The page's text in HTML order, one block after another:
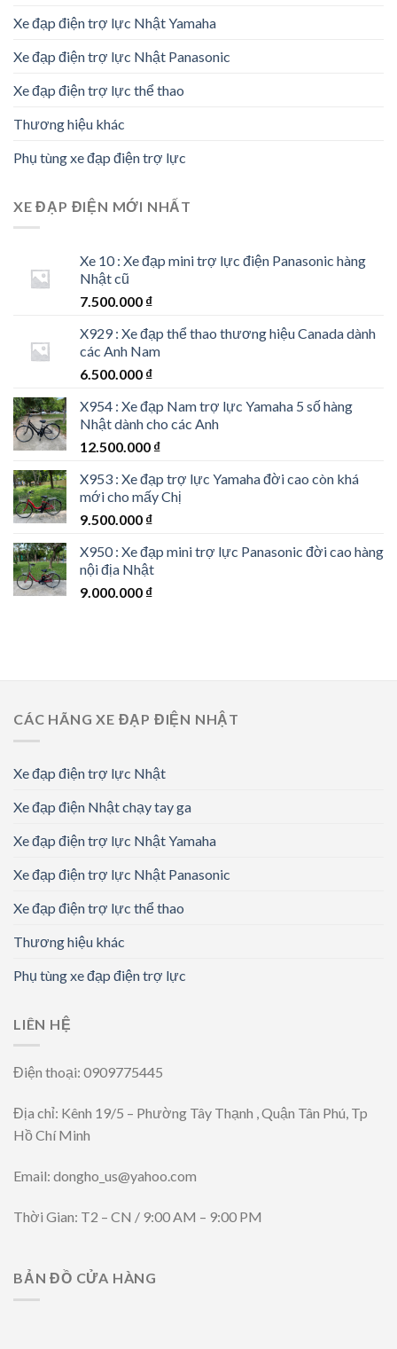
Xe đạp điện trợ lực Nhật Yamaha
Xe đạp điện trợ lực Nhật Panasonic
Xe đạp điện trợ lực thể thao
Thương hiệu khác
Phụ tùng xe đạp điện trợ lực
XE ĐẠP ĐIỆN MỚI NHẤT
Xe 10 : Xe đạp mini trợ lực điện Panasonic hàng
Nhật cũ
7.500.000 ₫
X929 : Xe đạp thể thao thương hiệu Canada dành
các Anh Nam
6.500.000 ₫
X954 : Xe đạp Nam trợ lực Yamaha 5 số hàng
Nhật dành cho các Anh
12.500.000 ₫
X953 : Xe đạp trợ lực Yamaha đời cao còn khá
mới cho mấy Chị
9.500.000 ₫
X950 : Xe đạp mini trợ lực Panasonic đời cao hàng
nội địa Nhật
9.000.000 ₫
CÁC HÃNG XE ĐẠP ĐIỆN NHẬT
Xe đạp điện trợ lực Nhật
Xe đạp điện Nhật chạy tay ga
Xe đạp điện trợ lực Nhật Yamaha
Xe đạp điện trợ lực Nhật Panasonic
Xe đạp điện trợ lực thể thao
Thương hiệu khác
Phụ tùng xe đạp điện trợ lực
LIÊN HỆ
Điện thoại: 0909775445
Địa chỉ: Kênh 19/5 – Phường Tây Thạnh , Quận Tân Phú, Tp
Hồ Chí Minh
Email: dongho_us@yahoo.com
Thời Gian: T2 – CN / 9:00 AM – 9:00 PM
BẢN ĐỒ CỬA HÀNG